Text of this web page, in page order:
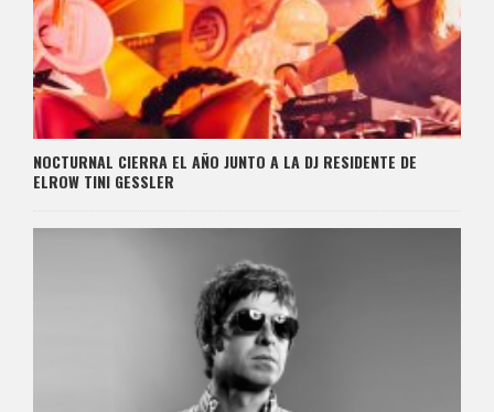
NOCTURNAL CIERRA EL AÑO JUNTO A LA DJ RESIDENTE DE
ELROW TINI GESSLER